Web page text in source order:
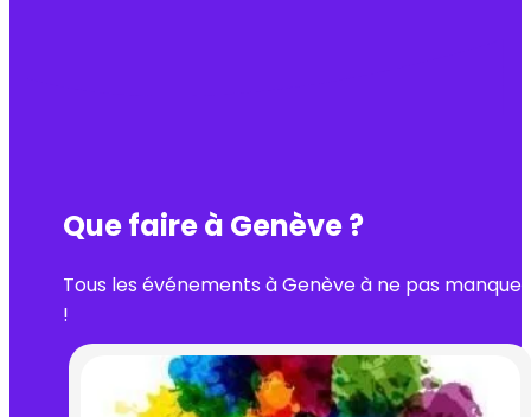
Que faire à Genève ?
Tous les événements à Genève à ne pas manquer
!